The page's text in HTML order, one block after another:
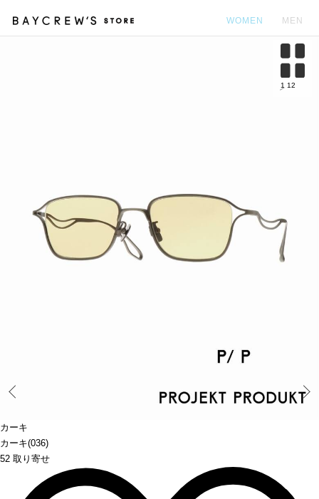
WOMEN MEN
カーキ
カーキ(036)
52 取り寄せ
1 12